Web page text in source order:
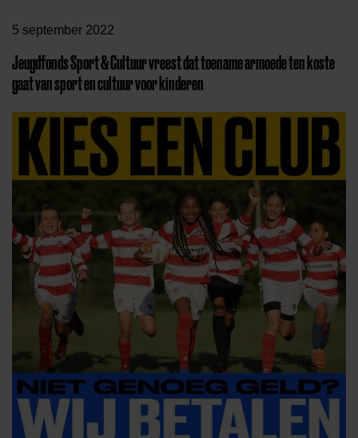
5 september 2022
Jeugdfonds Sport & Cultuur vreest dat toename armoede ten koste
gaat van sport en cultuur voor kinderen